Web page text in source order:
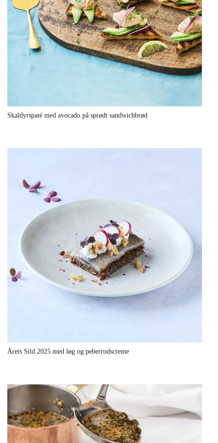
Skaldyrspaté med avocado på sprødt sandwichbrød
Årets Sild 2025 med løg og peberrodscreme